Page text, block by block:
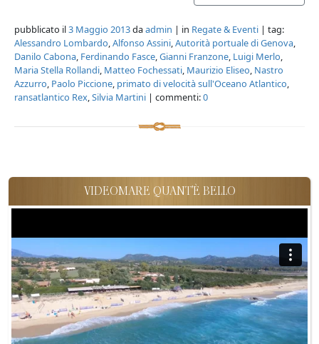
pubblicato il3 Maggio 2013daadmin | in Regate & Eventi | tag:
Alessandro Lombardo,Alfonso Assini,Autorità portuale di Genova,
Danilo Cabona, Ferdinando Fasce,Gianni Franzone, Luigi Merlo,
Maria Stella Rollandi, Matteo Fochessati, Maurizio Eliseo, Nastro
Azzurro, Paolo Piccione, primato di velocità sull'Oceano Atlantico,
ransatlantico Rex,Silvia Martini | commenti:0
VIDEOMARE QUANT'È BELLO